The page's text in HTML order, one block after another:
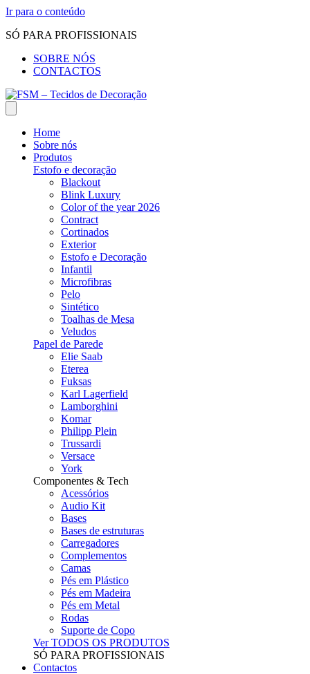
Ir para o conteúdo
SÓ PARA PROFISSIONAIS
SOBRE NÓS
CONTACTOS
Home
Sobre nós
Produtos
Estofo e decoração
Blackout
Blink Luxury
Color of the year 2026
Contract
Cortinados
Exterior
Estofo e Decoração
Infantil
Microfibras
Pelo
Sintético
Toalhas de Mesa
Veludos
Papel de Parede
Elie Saab
Eterea
Fuksas
Karl Lagerfield
Lamborghini
Komar
Philipp Plein
Trussardi
Versace
York
Componentes & Tech
Acessórios
Audio Kit
Bases
Bases de estruturas
Carregadores
Complementos
Camas
Pés em Plástico
Pés em Madeira
Pés em Metal
Rodas
Suporte de Copo
Ver TODOS OS PRODUTOS
SÓ PARA PROFISSIONAIS
Contactos